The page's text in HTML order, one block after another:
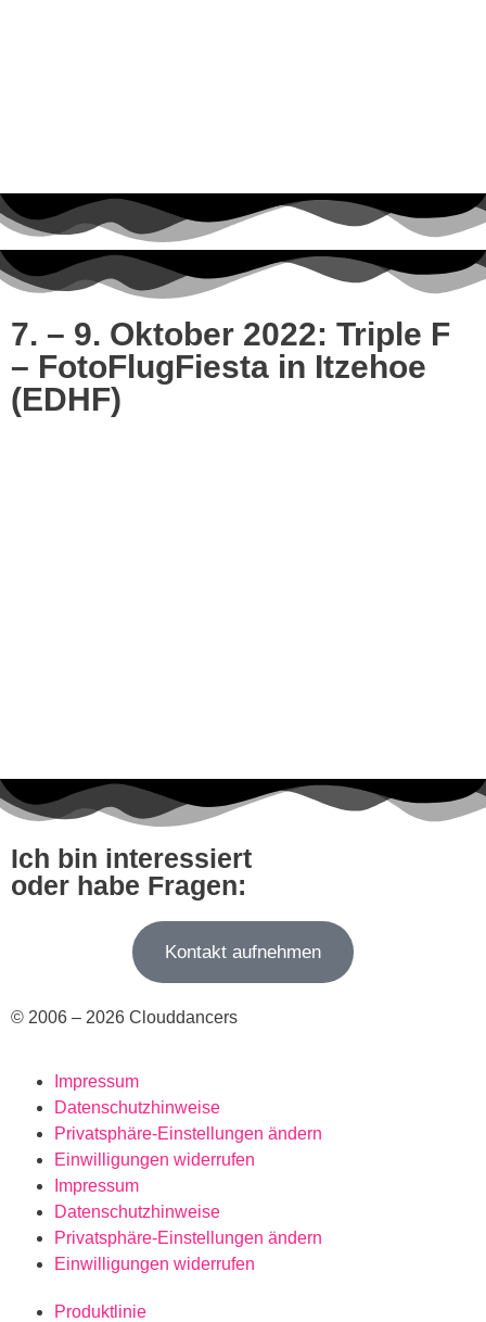
7. – 9. Oktober 2022: Triple F
– FotoFlugFiesta in Itzehoe
(EDHF)
Ich bin interessiert
oder habe Fragen:
Kontakt aufnehmen
© 2006 – 2026 Clouddancers
Impressum
Datenschutzhinweise
Privatsphäre-Einstellungen ändern
Einwilligungen widerrufen
Impressum
Datenschutzhinweise
Privatsphäre-Einstellungen ändern
Einwilligungen widerrufen
Produktlinie